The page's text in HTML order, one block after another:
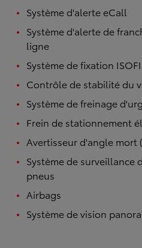
Système d'alerte eCall
Système d'alerte de
ligne
Système de fixation
Contrôle de stabilité du
Système de freinage
Frein de stationnement
Avertisseur d'angle mort
Système de surveillance
pneus
Airbags
Système de vision